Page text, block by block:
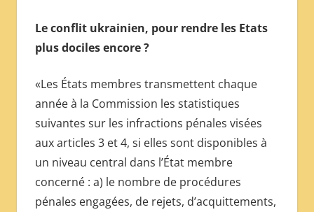
Le conflit ukrainien, pour rendre les Etats
plus dociles encore ?
«Les États membres transmettent chaque
année à la Commission les statistiques
suivantes sur les infractions pénales visées
aux articles 3 et 4, si elles sont disponibles à
un niveau central dans l’État membre
concerné : a) le nombre de procédures
pénales engagées, de rejets, d’acquittements,